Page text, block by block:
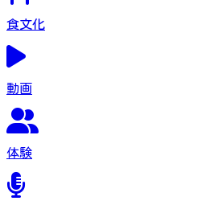
食文化
動画
体験